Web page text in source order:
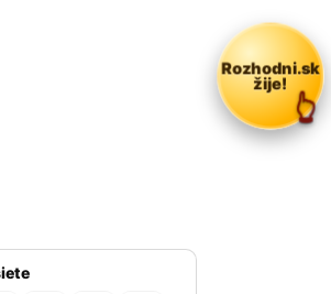
Rozhodni.sk
žije!